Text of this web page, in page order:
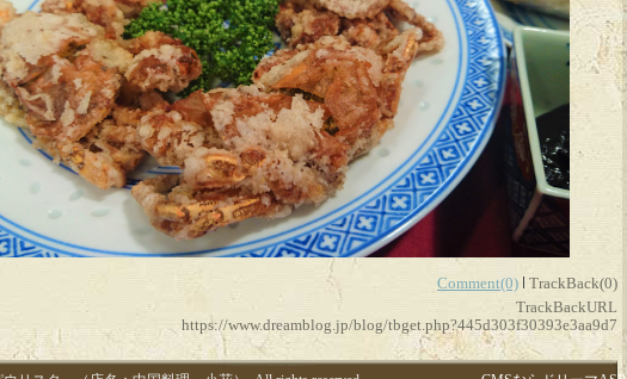
Comment(0)
TrackBack(0)
TrackBackURL
https://www.dreamblog.jp/blog/tbget.php?445d303f30393e3aa9d7